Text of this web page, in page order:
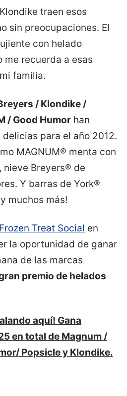
traen esos
sin preocupaciones. El
con helado
me recuerda a esas
familia.
/ Klondike /
/ Good Humor han
para el año 2012.
MAGNUM® menta con
Breyers® de
Y barras de York®
muchos más!
Frozen Treat Social en
la oportunidad de ganar
de las marcas
premio de helados
aquí! Gana
en total de Magnum /
Popsicle y Klondike.